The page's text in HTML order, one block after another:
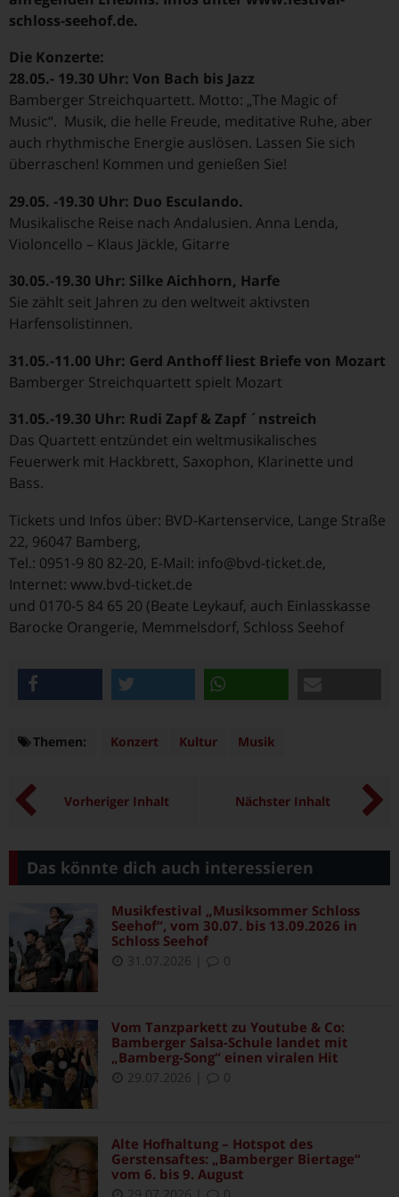
schloss-seehof.de.
Die Konzerte:
28.05.- 19.30 Uhr: Von Bach bis Jazz
Bamberger Streichquartett. Motto: „The Magic of
Music“. Musik, die helle Freude, meditative Ruhe, aber
auch rhythmische Energie auslösen. Lassen Sie sich
überraschen! Kommen und genießen Sie!
29.05. -19.30 Uhr: Duo Esculando.
Musikalische Reise nach Andalusien. Anna Lenda,
Violoncello – Klaus Jäckle, Gitarre
30.05.-19.30 Uhr: Silke Aichhorn, Harfe
Sie zählt seit Jahren zu den weltweit aktivsten
Harfensolistinnen.
31.05.-11.00 Uhr: Gerd Anthoff liest Briefe von Mozart
Bamberger Streichquartett spielt Mozart
31.05.-19.30 Uhr: Rudi Zapf & Zapf ´nstreich
Das Quartett entzündet ein weltmusikalisches
Feuerwerk mit Hackbrett, Saxophon, Klarinette und
Bass.
Tickets und Infos über: BVD-Kartenservice, Lange Straße
22, 96047 Bamberg,
Tel.: 0951-9 80 82-20, E-Mail: info@bvd-ticket.de,
Internet: www.bvd-ticket.de
und 0170-5 84 65 20 (Beate Leykauf, auch Einlasskasse
Barocke Orangerie, Memmelsdorf, Schloss Seehof
Themen: Themen
Konzert Kultur Musik
Vorheriger Inhalt Nächster Inhalt
Das könnte dich auch interessieren
Musikfestival „Musiksommer Schloss
Seehof“, vom 30.07. bis 13.09.2026 in
Schloss Seehof
31.07.2026 0
Vom Tanzparkett zu Youtube & Co:
Bamberger Salsa-Schule landet mit
„Bamberg-Song“ einen viralen Hit
29.07.2026 0
Alte Hofhaltung – Hotspot des
Gerstensaftes: „Bamberger Biertage“
vom 6. bis 9. August